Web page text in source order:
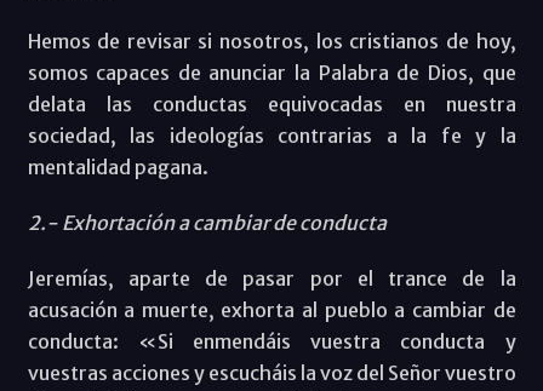
Hemos de revisar si nosotros, los cristianos de hoy,
somos capaces de anunciar la Palabra de Dios, que
delata las conductas equivocadas en nuestra
sociedad, las ideologías contrarias a la fe y la
mentalidad pagana.
2.- Exhortación a cambiar de conducta
Jeremías, aparte de pasar por el trance de la
acusación a muerte, exhorta al pueblo a cambiar de
conducta: «Si enmendáis vuestra conducta y
vuestras acciones y escucháis la voz del Señor vuestro